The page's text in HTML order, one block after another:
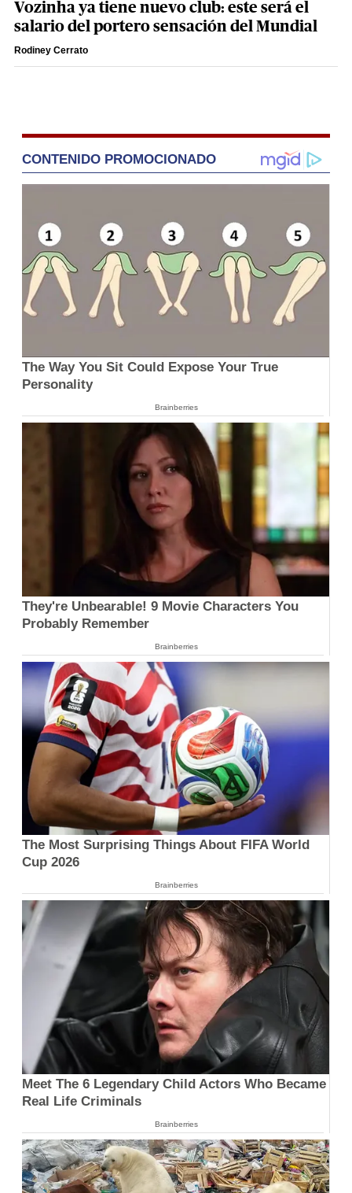
Vozinha ya tiene nuevo club: este será el
salario del portero sensación del Mundial
Rodiney Cerrato
CONTENIDO PROMOCIONADO
The Way You Sit Could Expose Your True
Personality
Brainberries
They're Unbearable! 9 Movie Characters You
Probably Remember
Brainberries
The Most Surprising Things About FIFA World
Cup 2026
Brainberries
Meet The 6 Legendary Child Actors Who Became
Real Life Criminals
Brainberries